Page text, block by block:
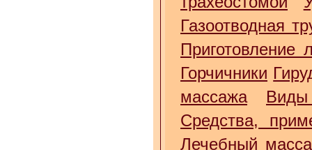
Газоотводная
Приготовление
Горчичники
массажа
Средства,
Лечебный